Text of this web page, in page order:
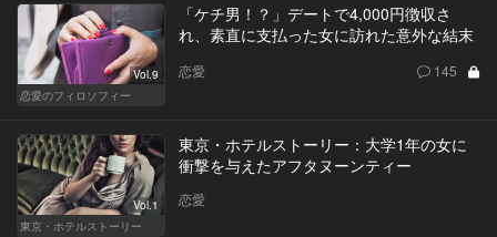
Vol.9
恋愛のフィロソフィー
「ケチ男！？」デートで4,000円徴収さ
れ、素直に支払った女に訪れた意外な結末
恋愛 145
Vol.1
東京・ホテルストーリー
東京・ホテルストーリー：大学1年の女に
衝撃を与えたアフタヌーンティー
恋愛